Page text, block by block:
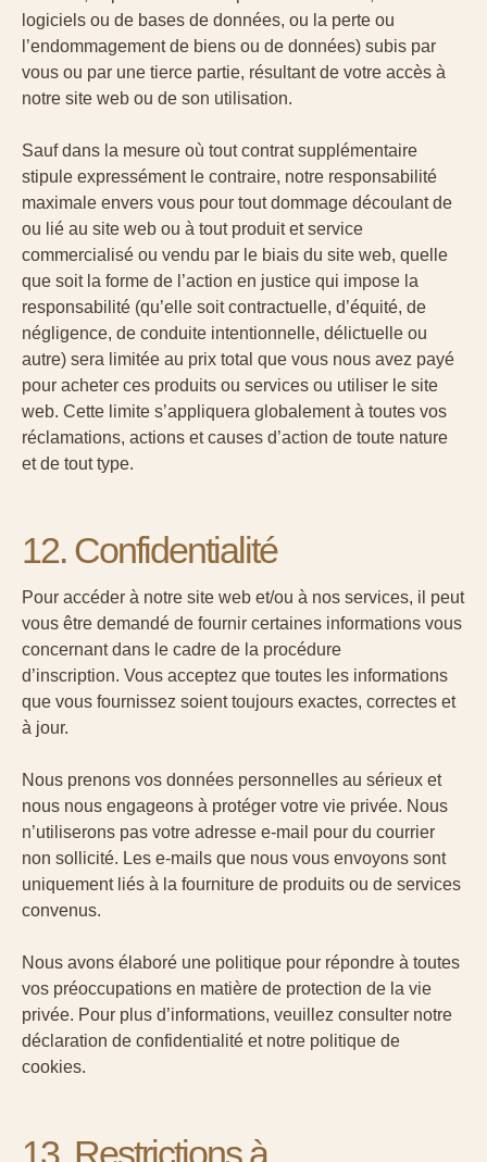
logiciels ou de bases de données, ou la perte ou
l’endommagement de biens ou de données) subis par
vous ou par une tierce partie, résultant de votre accès à
notre site web ou de son utilisation.
Sauf dans la mesure où tout contrat supplémentaire
stipule expressément le contraire, notre responsabilité
maximale envers vous pour tout dommage découlant de
ou lié au site web ou à tout produit et service
commercialisé ou vendu par le biais du site web, quelle
que soit la forme de l’action en justice qui impose la
responsabilité (qu’elle soit contractuelle, d’équité, de
négligence, de conduite intentionnelle, délictuelle ou
autre) sera limitée au prix total que vous nous avez payé
pour acheter ces produits ou services ou utiliser le site
web. Cette limite s’appliquera globalement à toutes vos
réclamations, actions et causes d’action de toute nature
et de tout type.
12. Confidentialité
Pour accéder à notre site web et/ou à nos services, il peut
vous être demandé de fournir certaines informations vous
concernant dans le cadre de la procédure
d’inscription. Vous acceptez que toutes les informations
que vous fournissez soient toujours exactes, correctes et
à jour.
Nous prenons vos données personnelles au sérieux et
nous nous engageons à protéger votre vie privée. Nous
n’utiliserons pas votre adresse e-mail pour du courrier
non sollicité. Les e-mails que nous vous envoyons sont
uniquement liés à la fourniture de produits ou de services
convenus.
Nous avons élaboré une politique pour répondre à toutes
vos préoccupations en matière de protection de la vie
privée. Pour plus d’informations, veuillez consulter notre
déclaration de confidentialité et notre politique de
cookies.
13. Restrictions à